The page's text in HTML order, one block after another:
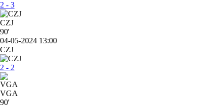
2 - 3
CZJ
90'
04-05-2024 13:00
CZJ
2 - 2
VGA
90'